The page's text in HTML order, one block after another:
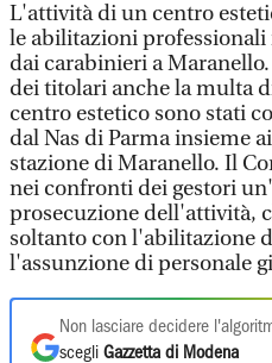
L'attività di un centro
le abilitazioni professionali
dai carabinieri a
dei titolari anche la multa
centro estetico sono stati
dal Nas di Parma insieme
stazione di Maranello. Il
nei confronti dei gestori
prosecuzione dell'attività,
soltanto con l'abilitazione
l'assunzione di personale
Non lasciare decidere
scegli Gazzetta di Modena